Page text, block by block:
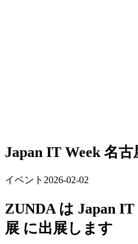
Japan IT Week 名古
イベント 2026-02-02
ZUNDA は Japan IT
展 に出展します